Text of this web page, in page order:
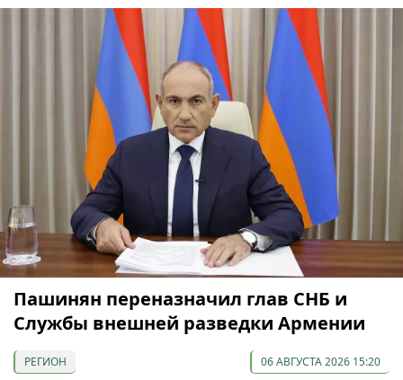
Пашинян переназначил глав СНБ и
Службы внешней разведки Армении
РЕГИОН 06 АВГУСТА 2026 15:20